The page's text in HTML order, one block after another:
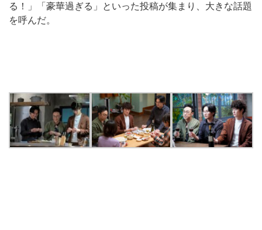
る！」「豪華過ぎる」といった投稿が集まり、大きな話題
を呼んだ。